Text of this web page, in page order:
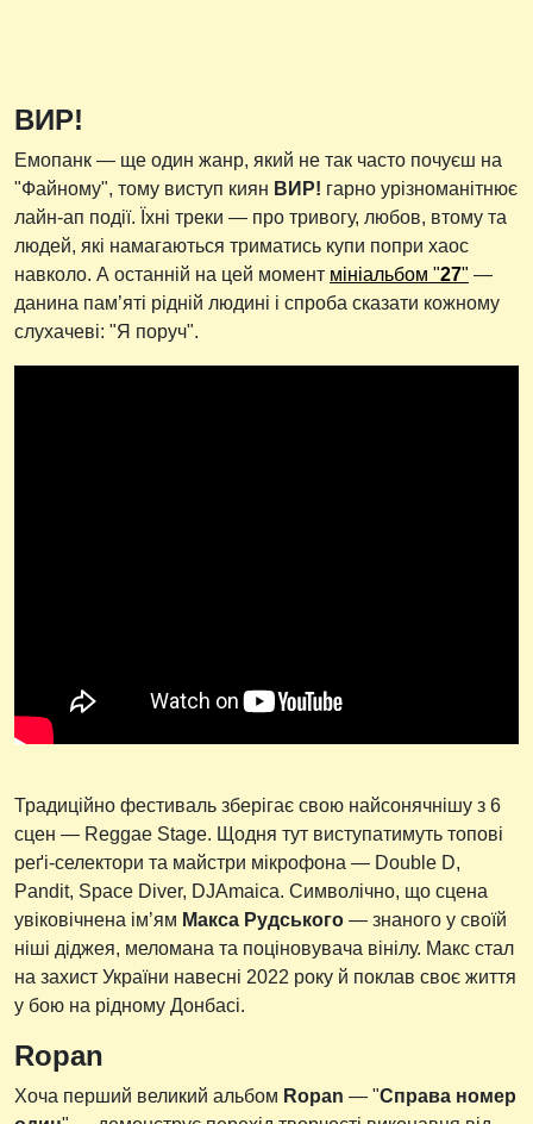
ВИР!
Емопанк — ще один жанр, який не так часто почуєш на
"Файному", тому виступ киян ВИР! гарно урізноманітнює
лайн-ап події. Їхні треки — про тривогу, любов, втому та
людей, які намагаються триматись купи попри хаос
навколо. А останній на цей момент мініальбом "27" —
данина пам’яті рідній людині і спроба сказати кожному
слухачеві: "Я поруч".
Традиційно фестиваль зберігає свою найсонячнішу з 6
сцен — Reggae Stage. Щодня тут виступатимуть топові
реґі-селектори та майстри мікрофона — Double D,
Pandit, Space Diver, DJAmaica. Символічно, що сцена
увіковічнена ім’ям Макса Рудського — знаного у своїй
ніші діджея, меломана та поціновувача вінілу. Макс стал
на захист України навесні 2022 року й поклав своє життя
у бою на рідному Донбасі.
Ropan
Хоча перший великий альбом Ropan — "Справа номер